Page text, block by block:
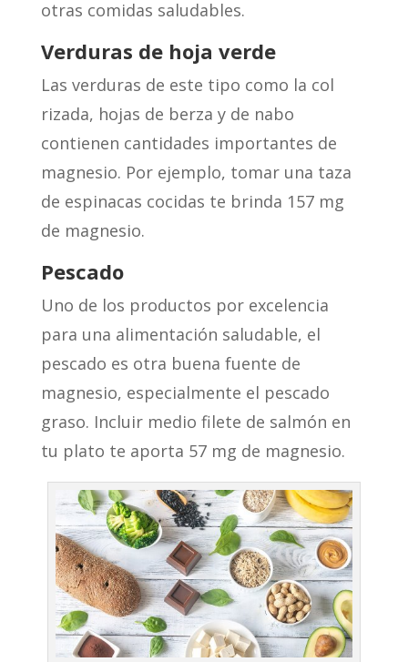
otras comidas saludables.
Verduras de hoja verde
Las verduras de este tipo como la col
rizada, hojas de berza y de nabo
contienen cantidades importantes de
magnesio. Por ejemplo, tomar una taza
de espinacas cocidas te brinda 157 mg
de magnesio.
Pescado
Uno de los productos por excelencia
para una alimentación saludable, el
pescado es otra buena fuente de
magnesio, especialmente el pescado
graso. Incluir medio filete de salmón en
tu plato te aporta 57 mg de magnesio.